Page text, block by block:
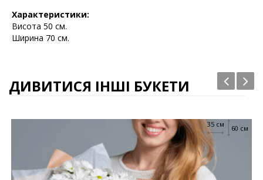
Характеристики:
Висота 50 см.
Ширина 70 см.
ДИВИТИСЯ ІНШІ БУКЕТИ
60 см
35 см